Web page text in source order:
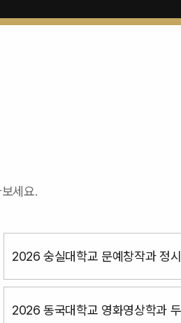
세요.
2026 숭실대학교 문예창작과 정
2026 동국대학교 영화영상학과